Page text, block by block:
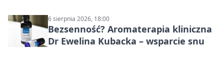
6 sierpnia 2026, 18:00
Bezsenność? Aromaterapia kliniczna
Dr Ewelina Kubacka – wsparcie snu